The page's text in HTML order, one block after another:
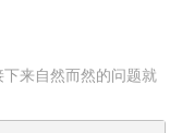
来自然而然的问题就